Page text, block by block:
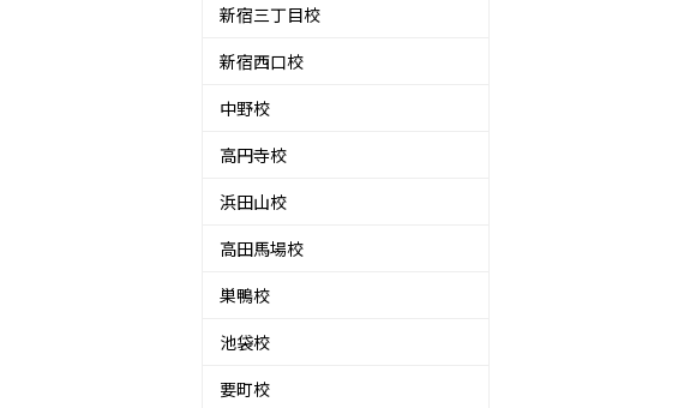
新宿三丁目校
新宿西口校
中野校
高円寺校
浜田山校
高田馬場校
巣鴨校
池袋校
要町校